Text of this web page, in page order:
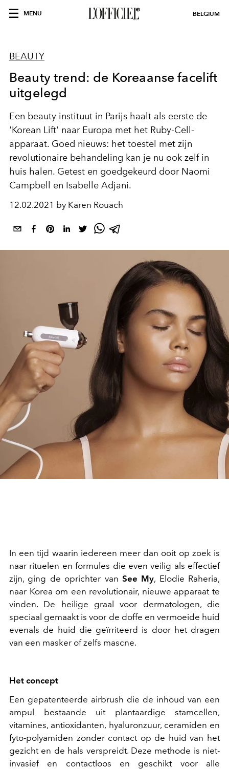
MENU BELGIUM
BEAUTY
Beauty trend: de Koreaanse facelift
uitgelegd
Een beauty instituut in Parijs haalt als eerste de
'Korean Lift' naar Europa met het Ruby-Cell-
apparaat. Goed nieuws: het toestel met zijn
revolutionaire behandeling kan je nu ook zelf in
huis halen. Getest en goedgekeurd door Naomi
Campbell en Isabelle Adjani.
12.02.2021 by Karen Rouach
In een tijd waarin iedereen meer dan ooit op zoek is
naar rituelen en formules die even veilig als effectief
zijn, ging de oprichter van See My, Elodie Raheria,
naar Korea om een revolutionair, nieuwe apparaat te
vinden. De heilige graal voor dermatologen, die
speciaal gemaakt is voor de doffe en vermoeide huid
evenals de huid die geïrriteerd is door het dragen
van een masker of zelfs mascne.
Het concept
Een gepatenteerde airbrush die de inhoud van een
ampul bestaande uit plantaardige stamcellen,
vitamines, antioxidanten, hyaluronzuur, ceramiden en
fyto-polyamiden zonder contact op de huid van het
gezicht en de hals verspreidt. Deze methode is niet-
invasief en contactloos en geschikt voor alle